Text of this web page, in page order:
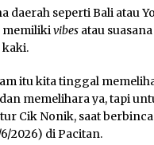
daerah seperti Bali atau
memilikivibes atau
itu kita tinggal
memelihara ya, tapi
Cik Nonik, saat
2026) di Pacitan.